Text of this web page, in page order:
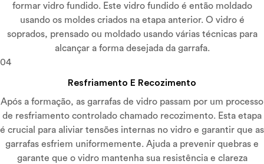
formar vidro fundido. Este vidro fundido é então moldado
usando os moldes criados na etapa anterior. O vidro é
soprados, prensado ou moldado usando várias técnicas para
alcançar a forma desejada da garrafa.
04
Resfriamento E Recozimento
Após a formação, as garrafas de vidro passam por um processo
de resfriamento controlado chamado recozimento. Esta etapa
é crucial para aliviar tensões internas no vidro e garantir que as
garrafas esfriem uniformemente. Ajuda a prevenir quebras e
garante que o vidro mantenha sua resistência e clareza